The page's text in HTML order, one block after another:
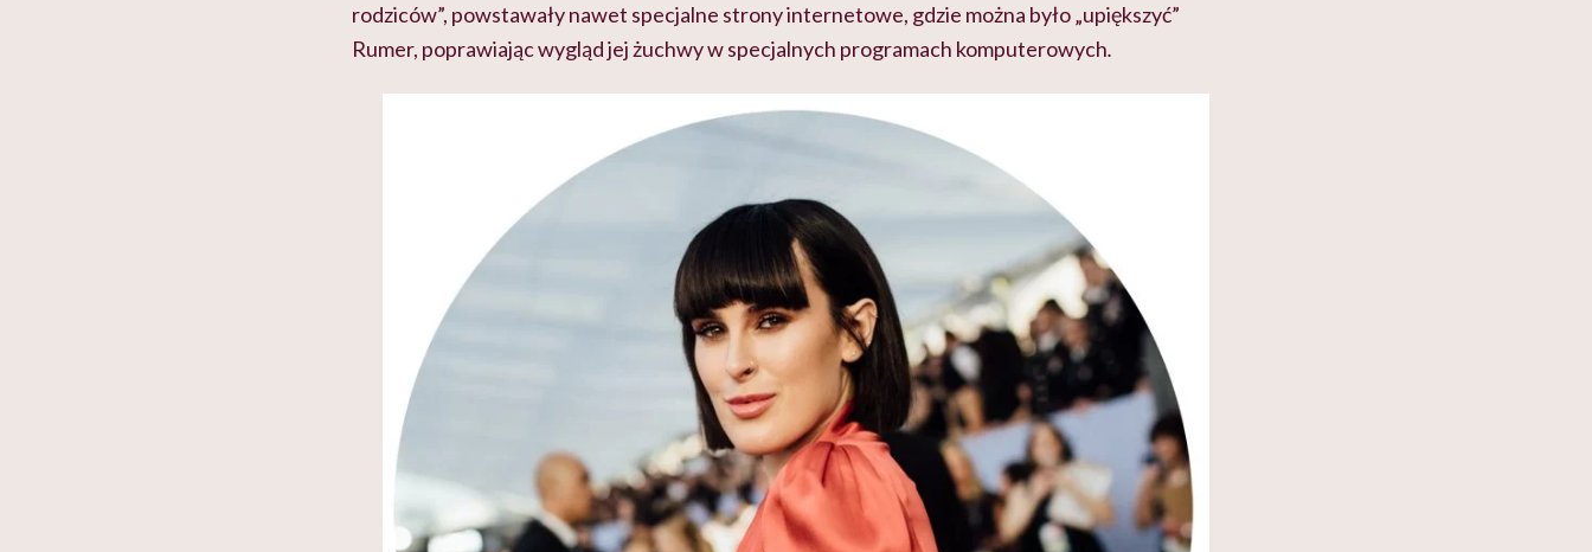
rodziców”, powstawały nawet specjalne strony internetowe, gdzie można było „upiększyć”
Rumer, poprawiając wygląd jej żuchwy w specjalnych programach komputerowych.